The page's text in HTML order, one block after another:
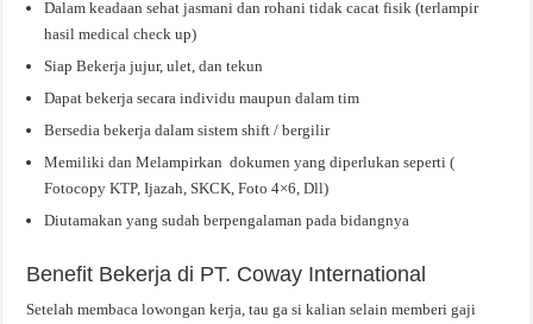
Dalam keadaan sehat jasmani dan rohani tidak cacat fisik (terlampir
hasil medical check up)
Siap Bekerja jujur, ulet, dan tekun
Dapat bekerja secara individu maupun dalam tim
Bersedia bekerja dalam sistem shift / bergilir
Memiliki dan Melampirkan dokumen yang diperlukan seperti (
Fotocopy KTP, Ijazah, SKCK, Foto 4×6, Dll)
Diutamakan yang sudah berpengalaman pada bidangnya
Benefit Bekerja di PT. Coway International
Setelah membaca lowongan kerja, tau ga si kalian selain memberi gaji